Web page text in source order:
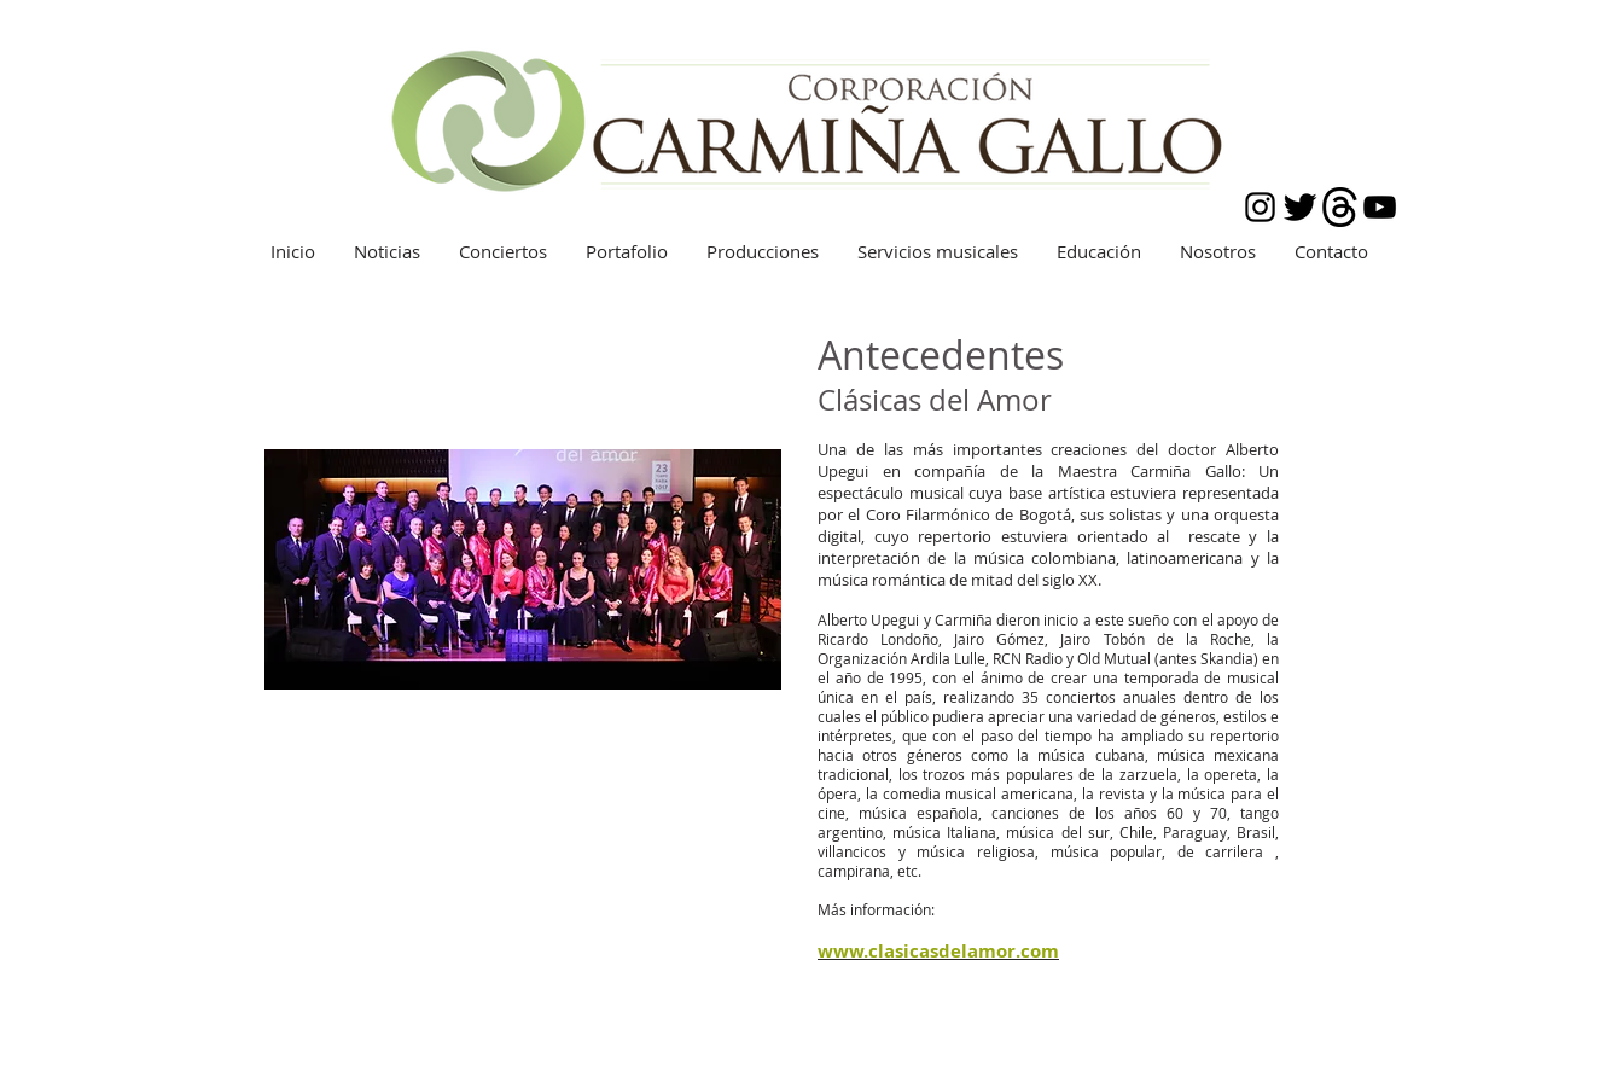
Inicio Noticias Conciertos Portafolio Producciones Servicios musicales Educación Nosotros Contacto
Antecedentes
Clásicas del Amor
Una de las más importantes creaciones del doctor Alberto
Upegui en compañía de la Maestra Carmiña Gallo: Un
espectáculo musical cuya base artística estuviera representada
por el Coro Filarmónico de Bogotá, sus solistas y una orquesta
digital, cuyo repertorio estuviera orientado al rescate y la
interpretación de la música colombiana, latinoamericana y la
música romántica de mitad del siglo XX.
Alberto Upegui y Carmiña dieron inicio a este sueño con el apoyo de
Ricardo Londoño, Jairo Gómez, Jairo Tobón de la Roche, la
Organización Ardila Lulle, RCN Radio y Old Mutual (antes Skandia) en
el año de 1995, con el ánimo de crear una temporada de musical
única en el país, realizando 35 conciertos anuales dentro de los
cuales el público pudiera apreciar una variedad de géneros, estilos e
intérpretes, que con el paso del tiempo ha ampliado su repertorio
hacia otros géneros como la música cubana, música mexicana
tradicional, los trozos más populares de la zarzuela, la opereta, la
ópera, la comedia musical americana, la revista y la música para el
cine, música española, canciones de los años 60 y 70, tango
argentino, música Italiana, música del sur, Chile, Paraguay, Brasil,
villancicos y música religiosa, música popular, de carrilera ,
campirana, etc.
Más información:
www.clasicasdelamor.com